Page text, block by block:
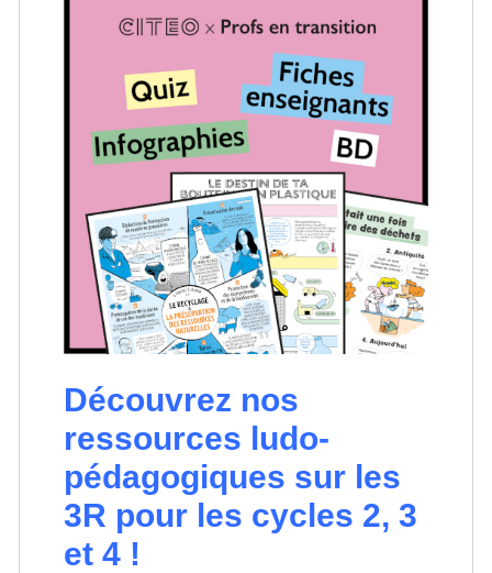
Découvrez nos
ressources ludo-
pédagogiques sur les
3R pour les cycles 2, 3
et 4 !